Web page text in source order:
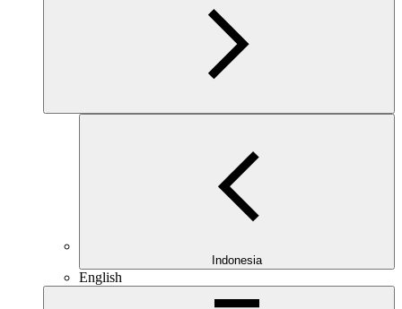
Indonesia
English